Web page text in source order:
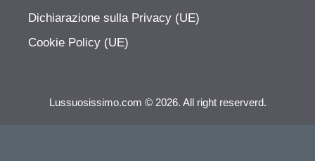
Dichiarazione sulla Privacy (UE)
Cookie Policy (UE)
Lussuosissimo.com © 2026. All right reserverd.